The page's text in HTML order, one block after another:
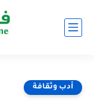
أدب وثقافة